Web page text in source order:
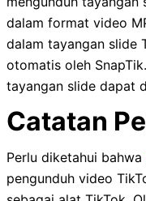
dalam format video
dalam tayangan slide
otomatis oleh
tayangan slide dapat
Catatan
Perlu diketahui bahwa
pengunduh video